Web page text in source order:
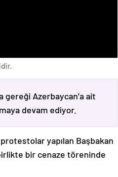
gereği Azerbaycan’a ait
devam ediyor.
yapılan Başbakan
bir cenaze töreninde